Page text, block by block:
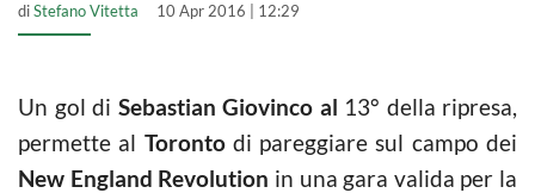
diStefano Vitetta 10 Apr 2016 | 12:29
Un gol di Sebastian Giovinco al 13° della ripresa,
permette al Torontodi pareggiare sul campo dei
New England Revolution in una gara valida per la